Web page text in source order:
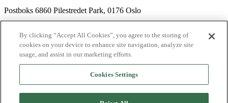
Postboks 6860 Pilestredet Park, 0176 Oslo
Nyhetsbrev
Ledige stillinger
Send inn manus
By clicking “Accept All Cookies”, you agree to the storing of
cookies on your device to enhance site navigation, analyze site
usage, and assist in our marketing efforts.
Cookies Settings